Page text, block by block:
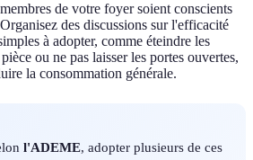
de votre foyer soient conscients
des discussions sur l'efficacité
à adopter, comme éteindre les
ou ne pas laisser les portes ouvertes,
la consommation générale.
l'ADEME, adopter plusieurs de ces